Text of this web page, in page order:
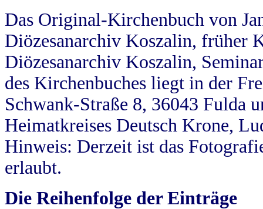
Das Original-Kirchenbuch von
Diözesanarchiv Koszalin, früher
Diözesanarchiv Koszalin,
des Kirchenbuches liegt in der
Schwank-Straße 8, 36043 Fulda
Heimatkreises Deutsch Krone,
Hinweis: Derzeit ist das
erlaubt.
Die Reihenfolge der Einträge